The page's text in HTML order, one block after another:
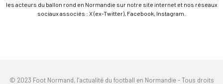
les acteurs du ballon rond en Normandie sur notre site internet et nos réseaux
sociaux associés : X (ex-Twitter), Facebook, Instagram.
© 2023 Foot Normand, l’actualité du football en Normandie - Tous droits